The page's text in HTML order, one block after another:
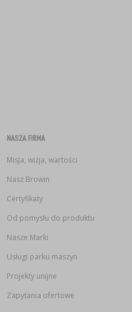
NASZA FIRMA
Misja, wizja, wartości
Nasz Browin
Certyfikaty
Od pomysłu do produktu
Nasze Marki
Usługi parku maszyn
Projekty unijne
Zapytania ofertowe